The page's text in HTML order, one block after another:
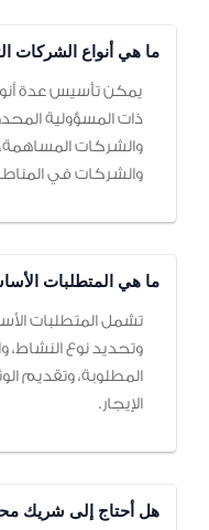
ما هي أنواع الشركات
يمكن تأسيس عدة
ذات المسؤولية
والشركات المساهمة،
والشركات في
ما هي المتطلبات
تشمل المتطلبات
وتحديد نوع
المطلوبة، وتقديم
الإيجار.
هل أحتاج إلى شريك